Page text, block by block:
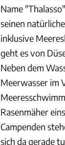
Name
seinen
inklusive
geht es von
Neben dem
Meerwasser im
Rasenmäher
Campenden
sich da gerade